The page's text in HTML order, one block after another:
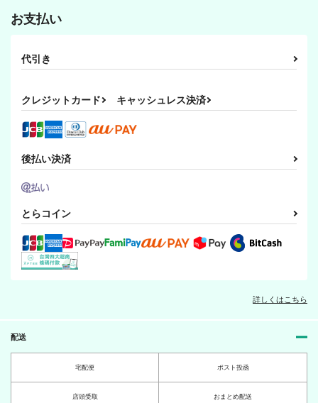
お支払い
代引き
クレジットカード キャッシュレス決済
後払い決済
とらコイン
詳しくはこちら
配送
宅配便 ポスト投函
店頭受取 おまとめ配送